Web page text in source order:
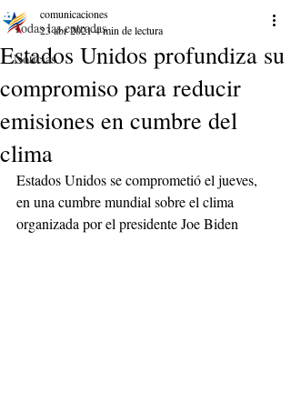
Todas las entradas
Noticias
Estados Unidos profundiza su
compromiso para reducir
emisiones en cumbre del
clima
comunicaciones
23 abr 20214 min de lectura
Estados Unidos se comprometió el jueves,
en una cumbre mundial sobre el clima
organizada por el presidente Joe Biden